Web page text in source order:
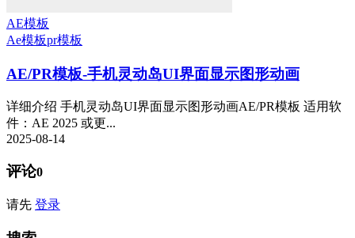
AE模板
Ae模板pr模板
AE/PR模板-手机灵动岛UI界面显示图形动画
详细介绍 手机灵动岛UI界面显示图形动画AE/PR模板 适用软
件：AE 2025 或更...
2025-08-14
评论0
请先 登录